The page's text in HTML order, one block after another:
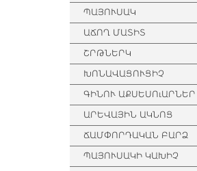
ՊԱՅՈՒՍԱԿ
ԱՃՈՂ ՄԱՏԻՏ
ՇՐԹՆԵՐԿ
ԽՈՆԱՎԱՑՈՒՑԻՉ
ԳԻՆՈՒ ԱՔՍԵՍՈւԱՐՆԵՐ
ԱՐԵՎԱՅԻՆ ԱԿՆՈՑ
ՃԱՄՓՈՐԴԱԿԱՆ ԲԱՐՁ
ՊԱՅՈՒՍԱԿԻ ԿԱԽԻՉ